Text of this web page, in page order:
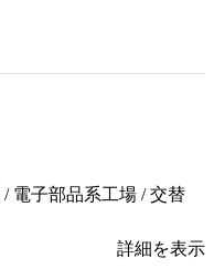
電子部品系工場 / 交替
詳細を表示